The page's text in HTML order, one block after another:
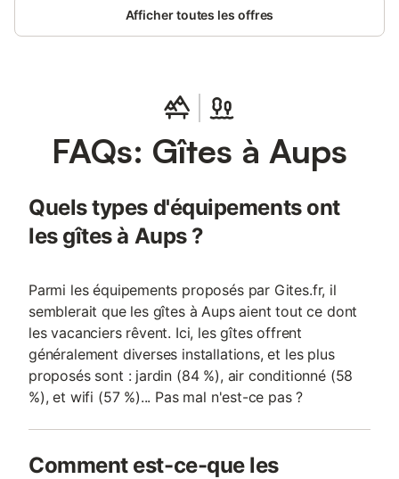
Afficher toutes les offres
FAQs: Gîtes à Aups
Quels types d'équipements ont
les gîtes à Aups ?
Parmi les équipements proposés par Gites.fr, il
semblerait que les gîtes à Aups aient tout ce dont
les vacanciers rêvent. Ici, les gîtes offrent
généralement diverses installations, et les plus
proposés sont : jardin (84 %), air conditionné (58
%), et wifi (57 %)... Pas mal n'est-ce pas ?
Comment est-ce-que les